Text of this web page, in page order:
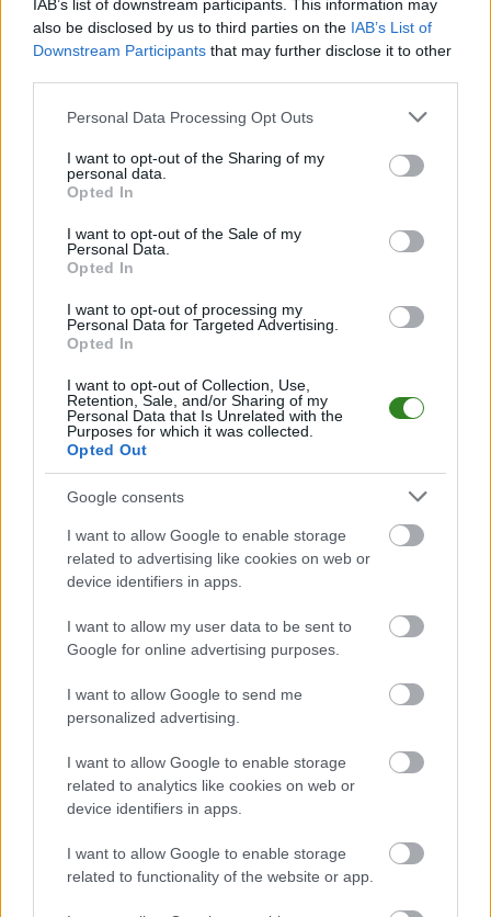
IAB’s list of downstream participants. This information may
also be disclosed by us to third parties on the IAB’s List of
Downstream Participants that may further disclose it to other
Please note that this website/app uses one or more Google
not limited to your visit or usage behaviour. You may click to
grant or deny consent to Google and its third-party tags to
use your data for below specified purposes in below Google
consent section.
Personal Data Processing Opt Outs
I want to opt-out of the Sharing of my
personal data.
Opted In
I want to opt-out of the Sale of my
Personal Data.
Opted In
I want to opt-out of processing my
Personal Data for Targeted Advertising.
Opted In
I want to opt-out of Collection, Use,
Retention, Sale, and/or Sharing of my
Personal Data that Is Unrelated with the
Purposes for which it was collected.
Opted Out
Google consents
I want to allow Google to enable storage
related to advertising like cookies on web or
device identifiers in apps.
I want to allow my user data to be sent to
Google for online advertising purposes.
I want to allow Google to send me
personalized advertising.
I want to allow Google to enable storage
related to analytics like cookies on web or
device identifiers in apps.
I want to allow Google to enable storage
related to functionality of the website or app.
W miarę dostępności danych, publikujemyskłady wyjściowe,
rezerwowych, zmiany oraz listę strzelców bramek. Informacje te
Jeśli jesteś kibicem klubu LKS Stobierna Krzywe lub Plantator Nienadówka
- zaglądaj tutaj częściej. Nasz serwis regularnie dostarcza informacje o
terminach meczów, wynikach, transferach i newsach klubowych
PodkarpacieLive.pl to największa baza
bądź na bieżąco z wydarzeniami z boisk!
Analiza przed meczem: LKS Stobierna Krzywe vs Plantator
LKS Stobierna Krzywe - Plantator Nienadówka
odbędzie się w
ramach 19. kolejki - Rzeszów > Klasa B, gr. IV. Spotkanie zostanie
LKS Stobierna Krzyweprzystępuje do tego spotkania w roli
gospodarza. Jak drużyna radzi sobie w sezonie 2025/2026 rozgrywek
Rzeszów > Klasa B, gr. IV przed własną publicznością? Na tej stronie
możecie zobaczyć tabelę uwzględniającą tylko mecze u siebie. W tabeli
biorącej pod uwagę tylko mecze wyjazdowe możecie natomiast
sprawdzić jak spisuje się klub
Rzeszów > Klasa B, gr. IV - sytuacja w tabeli
Przed meczami 19. kolejki - Rzeszów > Klasa B, gr. IV gospodarze (LKS
Stobierna Krzywe) zajmują 1. miejsce
Poniżej znajdziesz także ostatnie mecze obu drużyn oraz statystyki
bramkowe.
LKS Stobierna Krzywe vs. Plantator Nienadówka - relacja, wynik
na żywo, transmisja
Wynik meczu LKS Stobierna Krzywe - Plantator Nienadówka znajdziesz na
naszej stronie zaraz po jego zakończeniu. Jeżeli szukasz informacji
meczowych, zajrzyj tutaj:LKS Stobierna Krzywe vs. Plantator
Nienadówka - wynik, składy, strzelcy
Jeżeli w internecie lub TV dostępna jest
albo innych
spotkań Rzeszów > Klasa B, gr. IV na pewno znajdziesz takie informacje na
naszym portalu. Możliwe jednak, że nigdzie nie pojawi się stream online z